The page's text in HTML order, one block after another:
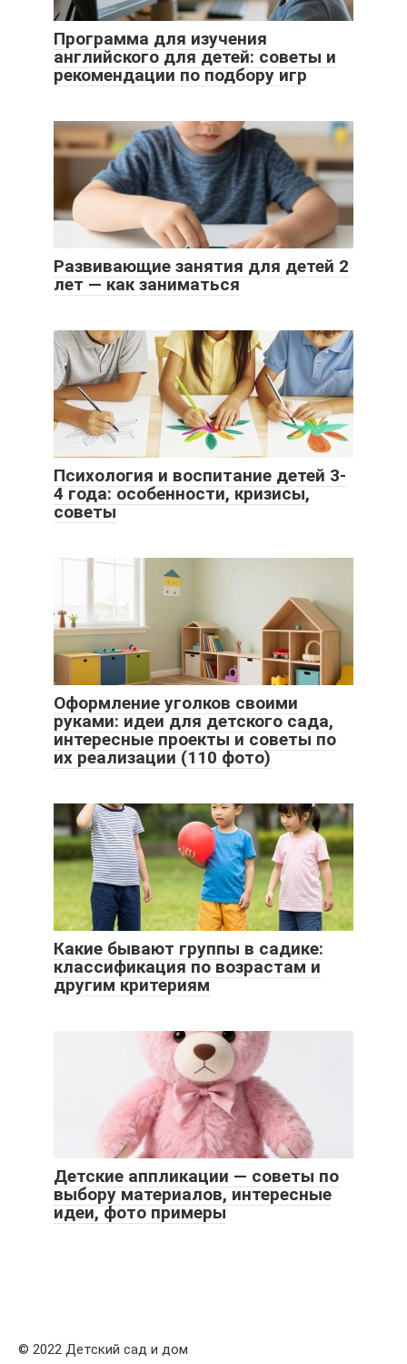
Программа для изучения
английского для детей: советы и
рекомендации по подбору игр
Развивающие занятия для детей 2
лет — как заниматься
Психология и воспитание детей 3-
4 года: особенности, кризисы,
советы
Оформление уголков своими
руками: идеи для детского сада,
интересные проекты и советы по
их реализации (110 фото)
Какие бывают группы в садике:
классификация по возрастам и
другим критериям
Детские аппликации — советы по
выбору материалов, интересные
идеи, фото примеры
© 2022 Детский сад и дом